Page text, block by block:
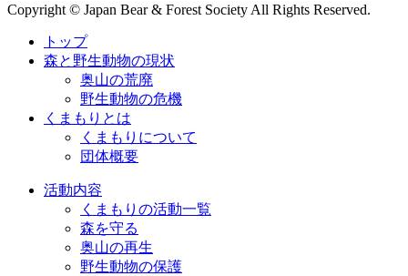
Copyright © Japan Bear & Forest Society All Rights Reserved.
トップ
森と野生動物の現状
奥山の荒廃
野生動物の危機
くまもりとは
くまもりについて
団体概要
活動内容
くまもりの活動一覧
森を守る
奥山の再生
野生動物の保護